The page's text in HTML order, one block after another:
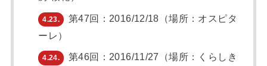
4.23.
第47回：2016/12/18（場所：オスピタ
ーレ）
4.24. 第46回：2016/11/27（場所：くらしき